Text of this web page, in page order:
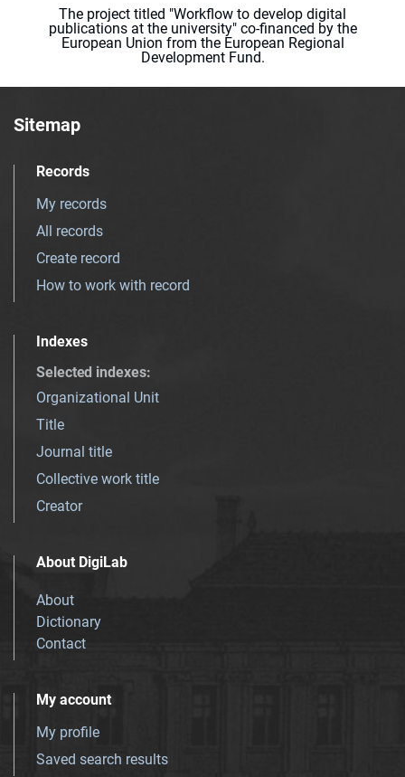
The project titled "Workflow to develop digital
publications at the university" co-financed by the
European Union from the European Regional
Development Fund.
Sitemap
Records
My records
All records
Create record
How to work with record
Indexes
Selected indexes:
Organizational Unit
Title
Journal title
Collective work title
Creator
About DigiLab
About
Dictionary
Contact
My account
My profile
Saved search results